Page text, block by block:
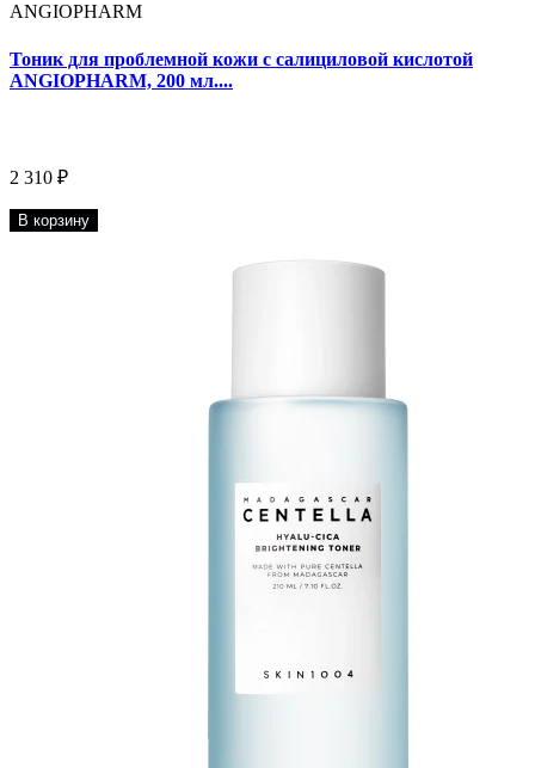
ANGIOPHARM
Тоник для проблемной кожи с салициловой кислотой
ANGIOPHARM, 200 мл....
2 310 ₽
В корзину